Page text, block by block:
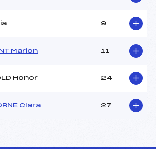
9
Marion 11
Honor 24
Clara 27